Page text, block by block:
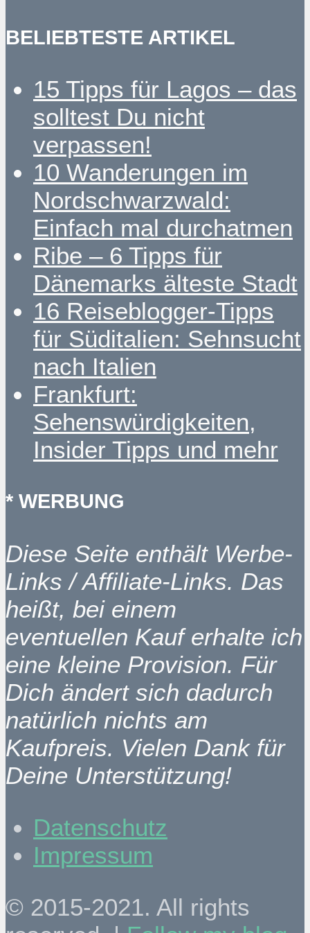
BELIEBTESTE ARTIKEL
15 Tipps für Lagos – das
solltest Du nicht
verpassen!
10 Wanderungen im
Nordschwarzwald:
Einfach mal durchatmen
Ribe – 6 Tipps für
Dänemarks älteste Stadt
16 Reiseblogger-Tipps
für Süditalien: Sehnsucht
nach Italien
Frankfurt:
Sehenswürdigkeiten,
Insider Tipps und mehr
* WERBUNG
Diese Seite enthält Werbe-
Links / Affiliate-Links. Das
heißt, bei einem
eventuellen Kauf erhalte ich
eine kleine Provision. Für
Dich ändert sich dadurch
natürlich nichts am
Kaufpreis. Vielen Dank für
Deine Unterstützung!
Datenschutz
Impressum
© 2015-2021. All rights